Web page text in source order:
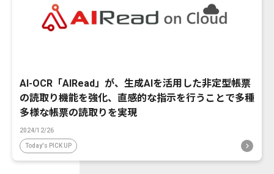
AI-OCR「AIRead」が、生成AIを活用した非定型帳票
の読取り機能を強化、直感的な指示を行うことで多種
多様な帳票の読取りを実現
2024/12/26
Today's PICK UP